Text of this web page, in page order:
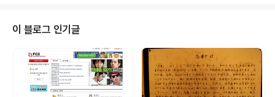
여, 2009년은 야후 재팬과 구글이 PC와 모바일 인터넷 양쪽에서 일본 검색 시
장의 패권을 놓고 한판 승부를 치르는 한 해가 될 것 같다. - 관련글 - 야후 재팬
이 블로그 인기글